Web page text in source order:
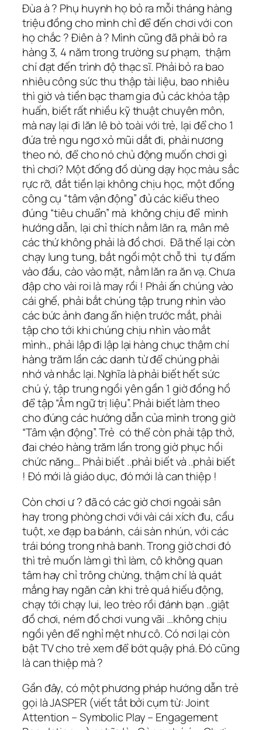
Đùa à ? Phụ huynh họ bỏ ra mỗi tháng hàng
triệu đồng cho mình chỉ để đến chơi với con
họ chắc ? Điên à ? Mình cũng đã phải bỏ ra
hàng 3, 4 năm trong trường sư phạm, thậm
chí đạt đến trình độ thạc sĩ. Phải bỏ ra bao
nhiêu công sức thu thập tài liệu, bao nhiêu
thì giờ và tiền bạc tham gia đủ các khóa tập
huấn, biết rất nhiều kỹ thuật chuyên môn,
mà nay lại đi lăn lê bò toài với trẻ, lại để cho 1
đứa trẻ ngu ngơ xỏ mũi dắt đi, phải nương
theo nó, để cho nó chủ động muốn chơi gì
thì chơi? Một đống đồ dùng dạy học màu sắc
rực rỡ, đắt tiền lại không chịu học, một đống
công cụ “tâm vận động” đủ các kiểu theo
đúng “tiêu chuẩn” mà không chịu để mình
hướng dẫn, lại chỉ thích nằm lăn ra, mân mê
các thứ không phải là đồ chơi. Đã thế lại còn
chạy lung tung, bắt ngồi một chỗ thì tự đấm
vào đầu, cào vào mặt, nằm lăn ra ăn vạ. Chưa
đập cho vài roi là may rồi ! Phải ấn chúng vào
cái ghế, phải bắt chúng tập trung nhìn vào
các bức ảnh đang ẩn hiện trước mắt, phải
tập cho tới khi chúng chịu nhìn vào mắt
mình., phải lập đi lập lại hàng chục thậm chí
hàng trăm lần các danh từ để chúng phải
nhớ và nhắc lại. Nghĩa là phải biết hết sức
chú ý, tập trung ngồi yên gần 1 giờ đồng hồ
để tập “Âm ngữ trị liệu”. Phải biết làm theo
cho đúng các hướng dẫn của mình trong giờ
“Tâm vận động”. Trẻ có thể còn phải tập thở,
đai chéo hàng trăm lần trong giờ phục hồi
chức năng… Phải biết ..phải biết và ..phải biết
! Đó mới là giáo dục, đó mới là can thiệp !
Còn chơi ư ? đã có các giờ chơi ngoài sân
hay trong phòng chơi với vài cái xích đu, cầu
tuột, xe đạp ba bánh, cái sàn nhún, với các
trái bóng trong nhà banh. Trong giờ chơi đó
thì trẻ muốn làm gì thì làm, cô không quan
tâm hay chỉ trông chừng, thậm chí là quát
mắng hay ngăn cản khi trẻ quá hiếu động,
chạy tới chạy lui, leo trèo rồi đánh bạn ..giật
đồ chơi, ném đồ chơi vung vãi …không chịu
ngồi yên để nghỉ mệt như cô. Có nơi lại còn
bật TV cho trẻ xem để bớt quậy phá. Đó cũng
là can thiệp mà ?
Gần đây, có một phương pháp hướng dẫn trẻ
gọi là JASPER (viết tắt bởi cụm từ: Joint
Attention – Symbolic Play – Engagement